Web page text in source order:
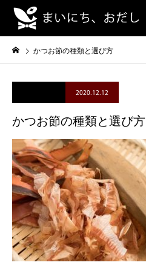
かつお節の種類と選び方
2020.12.12
かつお節の種類と選び方